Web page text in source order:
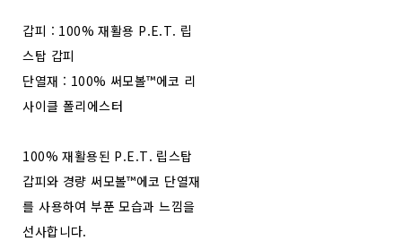
갑피 : 100% 재활용 P.E.T. 립
스탑 갑피
단열재 : 100% 써모볼™에코 리
사이클 폴리에스터
100% 재활용된 P.E.T. 립스탑
갑피와 경량 써모볼™에코 단열재
를 사용하여 부푼 모습과 느낌을
선사합니다.